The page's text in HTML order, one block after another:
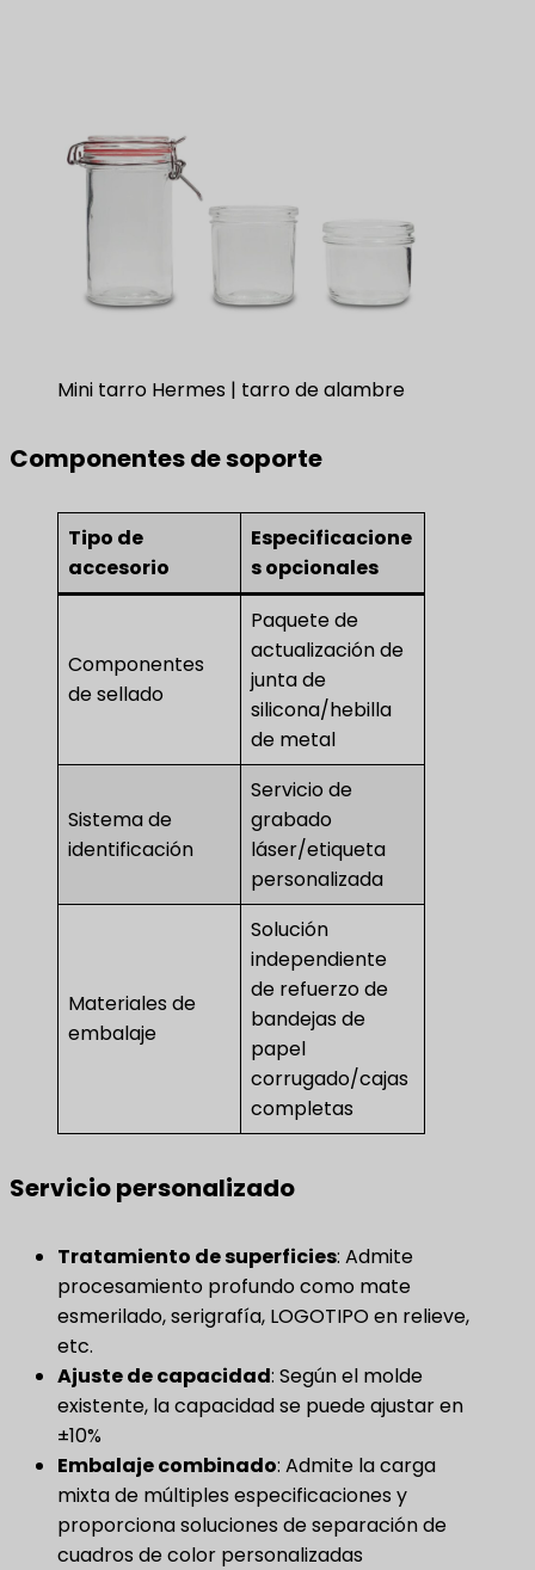
Mini tarro Hermes | tarro de alambre
Componentes de soporte
Tipo de
accesorio
Especificacione
s opcionales
Componentes
de sellado
Paquete de
actualización de
junta de
silicona/hebilla
de metal
Sistema de
identificación
Servicio de
grabado
láser/etiqueta
personalizada
Materiales de
embalaje
Solución
independiente
de refuerzo de
bandejas de
papel
corrugado/cajas
completas
Servicio personalizado
Tratamiento de superficies​: Admite
procesamiento profundo como mate
esmerilado, serigrafía, LOGOTIPO en relieve,
etc.
Ajuste de capacidad​: Según el molde
existente, la capacidad se puede ajustar en
±10%
Embalaje combinado​: Admite la carga
mixta de múltiples especificaciones y
proporciona soluciones de separación de
cuadros de color personalizadas